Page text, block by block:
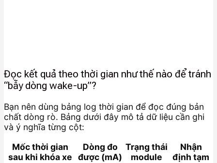
Đọc kết quả theo thời gian như thế nào để tránh
“bẫy dòng wake-up”?
Bạn nên dùng bảng log thời gian để đọc đúng bản
chất dòng rò. Bảng dưới đây mô tả dữ liệu cần ghi
và ý nghĩa từng cột:
Mốc thời gian
sau khi khóa xe
Dòng đo
được (mA)
Trạng thái
module
Nhận
định tạm